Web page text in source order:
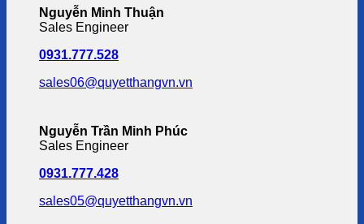
Nguyễn Minh Thuận
Sales Engineer
0931.777.528
sales06@quyetthangvn.vn
Nguyễn Trần Minh Phúc
Sales Engineer
0931.777.428
sales05@quyetthangvn.vn